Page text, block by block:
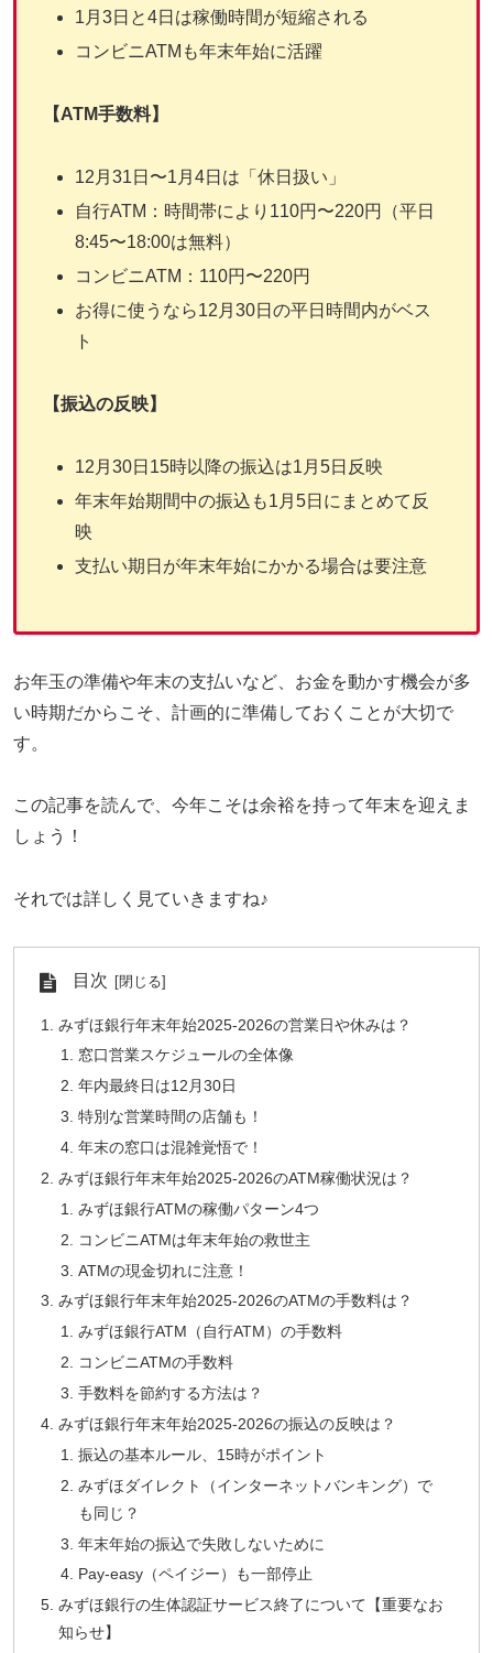
1月3日と4日は稼働時間が短縮される
コンビニATMも年末年始に活躍
【ATM手数料】
12月31日〜1月4日は「休日扱い」
自行ATM：時間帯により110円〜220円（平日
8:45〜18:00は無料）
コンビニATM：110円〜220円
お得に使うなら12月30日の平日時間内がベス
ト
【振込の反映】
12月30日15時以降の振込は1月5日反映
年末年始期間中の振込も1月5日にまとめて反
映
支払い期日が年末年始にかかる場合は要注意
お年玉の準備や年末の支払いなど、お金を動かす機会が多
い時期だからこそ、計画的に準備しておくことが大切で
す。
この記事を読んで、今年こそは余裕を持って年末を迎えま
しょう！
それでは詳しく見ていきますね♪
目次
みずほ銀行年末年始2025-2026の営業日や休みは？
窓口営業スケジュールの全体像
年内最終日は12月30日
特別な営業時間の店舗も！
年末の窓口は混雑覚悟で！
みずほ銀行年末年始2025-2026のATM稼働状況は？
みずほ銀行ATMの稼働パターン4つ
コンビニATMは年末年始の救世主
ATMの現金切れに注意！
みずほ銀行年末年始2025-2026のATMの手数料は？
みずほ銀行ATM（自行ATM）の手数料
コンビニATMの手数料
手数料を節約する方法は？
みずほ銀行年末年始2025-2026の振込の反映は？
振込の基本ルール、15時がポイント
みずほダイレクト（インターネットバンキング）で
も同じ？
年末年始の振込で失敗しないために
Pay-easy（ペイジー）も一部停止
みずほ銀行の生体認証サービス終了について【重要なお
知らせ】